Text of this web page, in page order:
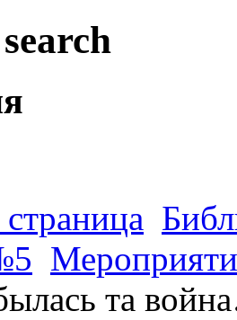
та